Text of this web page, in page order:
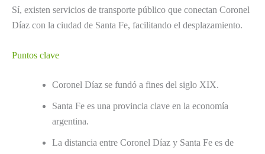
Sí, existen servicios de transporte público que conectan Coronel
Díaz con la ciudad de Santa Fe, facilitando el desplazamiento.
Puntos clave
Coronel Díaz se fundó a fines del siglo XIX.
Santa Fe es una provincia clave en la economía
argentina.
La distancia entre Coronel Díaz y Santa Fe es de